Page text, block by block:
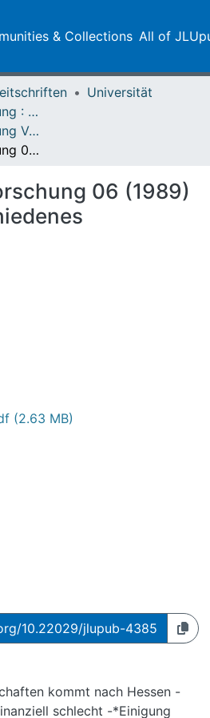
& Collections All of
Universität
Spiegel der Forschung : Wissenschaftsmagazin
Spiegel der Forschung Vol. 06 (1989) Heft 1/2
Spiegel der Forschung 06 (1989) H. 1/2 : Verschiedenes
06 (1989)
(2.63 MB)
10.22029/jlupub-4385
kommt nach Hessen -
schlecht -*Einigung